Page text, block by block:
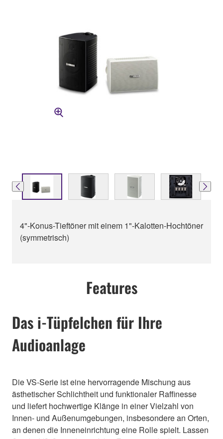
4"-Konus-Tieftöner mit einem 1"-Kalotten-Hochtöner
(symmetrisch)
Features
Das i-Tüpfelchen für Ihre
Audioanlage
Die VS-Serie ist eine hervorragende Mischung aus
ästhetischer Schlichtheit und funktionaler Raffinesse
und liefert hochwertige Klänge in einer Vielzahl von
Innen- und Außenumgebungen, insbesondere an Orten,
an denen die Inneneinrichtung eine Rolle spielt. Lassen